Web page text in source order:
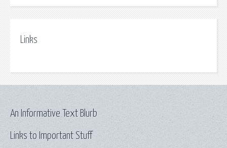
Links
Links to Important Stuff
An Informative Text Blurb